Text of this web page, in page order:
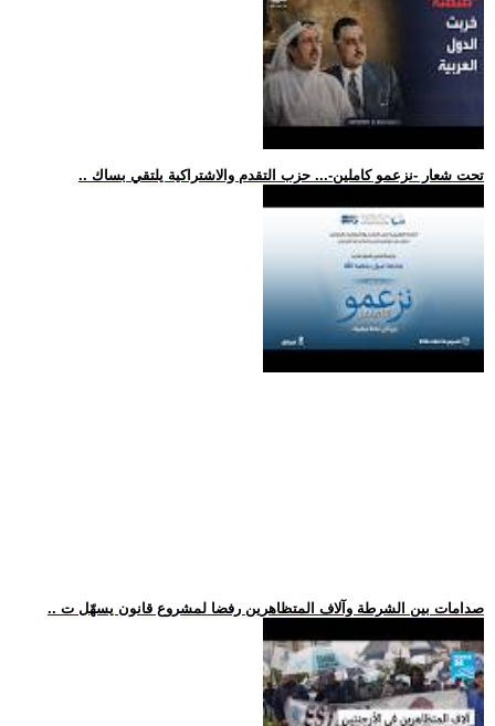
.. تحت شعار -نزعمو كاملين-... حزب التقدم والاشتراكية يلتقي بساك
.. صدامات بين الشرطة وآلاف المتظاهرين رفضا لمشروع قانون يسهّل ت